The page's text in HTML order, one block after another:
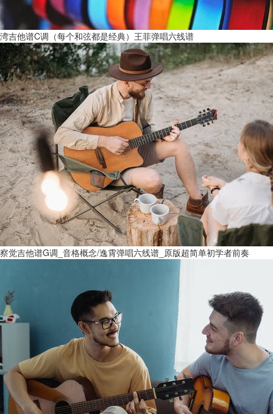
湾吉他谱C调（每个和弦都是经典）王菲弹唱六线谱
察觉吉他谱G调_音格概念/逸霄弹唱六线谱_原版超简单初学者前奏